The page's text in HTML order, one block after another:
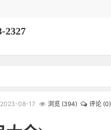
2327
2023-08-17 浏览 (394) 评论 (0)